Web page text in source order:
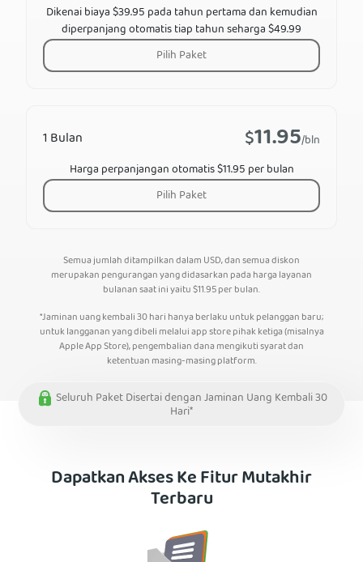
1 Bulan $11.95/bln
Harga perpanjangan otomatis $11.95 per bulan
Pilih Paket
Dikenai biaya $39.95 pada tahun pertama dan kemudian
diperpanjang otomatis tiap tahun seharga $49.99
Pilih Paket
Semua jumlah ditampilkan dalam USD, dan semua diskon
merupakan pengurangan yang didasarkan pada harga layanan
bulanan saat ini yaitu$11.95per bulan.
*Jaminan uang kembali 30 hari hanya berlaku untuk pelanggan baru;
untuk langganan yang dibeli melalui app store pihak ketiga (misalnya
Apple App Store), pengembalian dana mengikuti syarat dan
ketentuan masing-masing platform.
Seluruh Paket Disertai dengan Jaminan Uang Kembali 30
Hari*
Dapatkan Akses Ke Fitur Mutakhir
Terbaru